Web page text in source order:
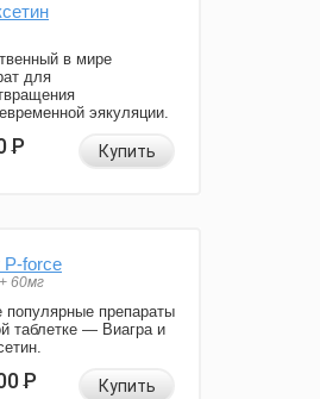
в мире
для
эякуляции.
Р Купить
P-force
60мг
препараты
таблетке — Виагра и
Р Купить